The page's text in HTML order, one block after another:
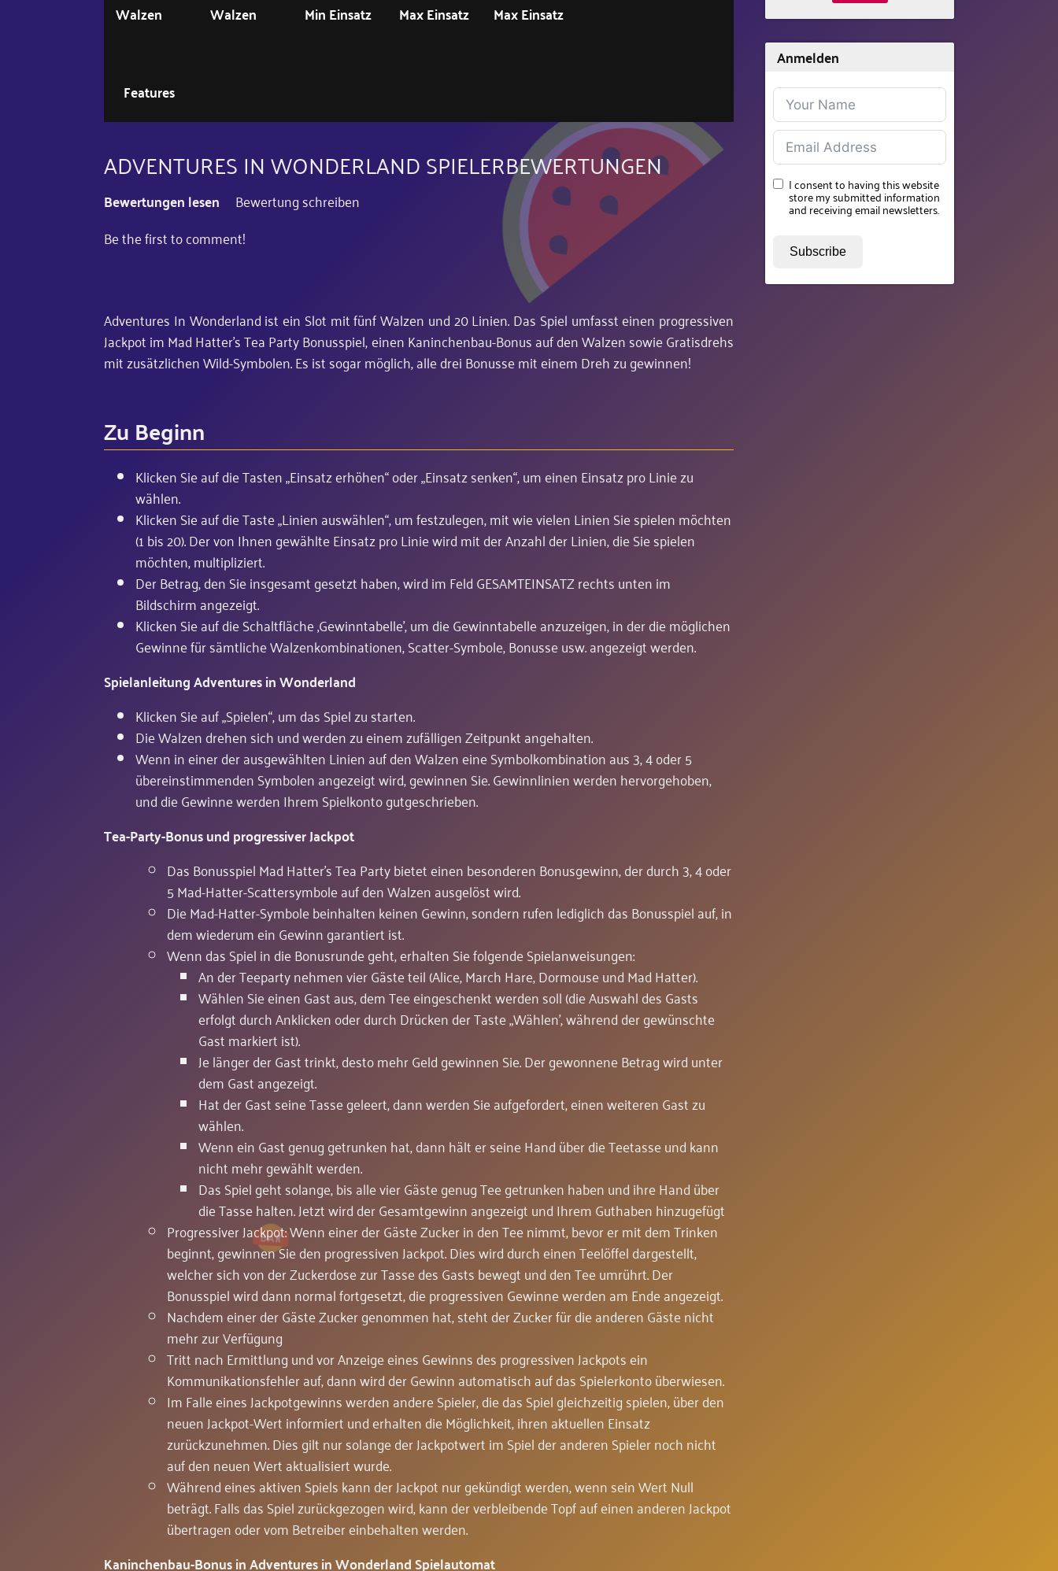
Walzen Walzen Min Einsatz Max Einsatz Max Einsatz
Features
ADVENTURES IN WONDERLAND SPIELERBEWERTUNGEN
Bewertungen lesen
Bewertung schreiben
Be the first to comment!
Adventures In Wonderland ist ein Slot mit fünf Walzen und 20 Linien. Das Spiel umfasst einen progressiven
Jackpot im Mad Hatter's Tea Party Bonusspiel, einen Kaninchenbau-Bonus auf den Walzen sowie Gratisdrehs
mit zusätzlichen Wild-Symbolen. Es ist sogar möglich, alle drei Bonusse mit einem Dreh zu gewinnen!
Zu Beginn
Klicken Sie auf die Tasten „Einsatz erhöhen“ oder „Einsatz senken“, um einen Einsatz pro Linie zu
wählen.
Klicken Sie auf die Taste „Linien auswählen“, um festzulegen, mit wie vielen Linien Sie spielen möchten
(1 bis 20). Der von Ihnen gewählte Einsatz pro Linie wird mit der Anzahl der Linien, die Sie spielen
möchten, multipliziert.
Der Betrag, den Sie insgesamt gesetzt haben, wird im Feld GESAMTEINSATZ rechts unten im
Bildschirm angezeigt.
Klicken Sie auf die Schaltfläche ‚Gewinntabelle’, um die Gewinntabelle anzuzeigen, in der die möglichen
Gewinne für sämtliche Walzenkombinationen, Scatter-Symbole, Bonusse usw. angezeigt werden.
Spielanleitung Adventures in Wonderland
Klicken Sie auf „Spielen“, um das Spiel zu starten.
Die Walzen drehen sich und werden zu einem zufälligen Zeitpunkt angehalten.
Wenn in einer der ausgewählten Linien auf den Walzen eine Symbolkombination aus 3, 4 oder 5
übereinstimmenden Symbolen angezeigt wird, gewinnen Sie. Gewinnlinien werden hervorgehoben,
und die Gewinne werden Ihrem Spielkonto gutgeschrieben.
Tea-Party-Bonus und progressiver Jackpot
Das Bonusspiel Mad Hatter's Tea Party bietet einen besonderen Bonusgewinn, der durch 3, 4 oder
5 Mad-Hatter-Scattersymbole auf den Walzen ausgelöst wird.
Die Mad-Hatter-Symbole beinhalten keinen Gewinn, sondern rufen lediglich das Bonusspiel auf, in
dem wiederum ein Gewinn garantiert ist.
Wenn das Spiel in die Bonusrunde geht, erhalten Sie folgende Spielanweisungen:
An der Teeparty nehmen vier Gäste teil (Alice, March Hare, Dormouse und Mad Hatter).
Wählen Sie einen Gast aus, dem Tee eingeschenkt werden soll (die Auswahl des Gasts
erfolgt durch Anklicken oder durch Drücken der Taste „Wählen', während der gewünschte
Gast markiert ist).
Je länger der Gast trinkt, desto mehr Geld gewinnen Sie. Der gewonnene Betrag wird unter
dem Gast angezeigt.
Hat der Gast seine Tasse geleert, dann werden Sie aufgefordert, einen weiteren Gast zu
wählen.
Wenn ein Gast genug getrunken hat, dann hält er seine Hand über die Teetasse und kann
nicht mehr gewählt werden.
Das Spiel geht solange, bis alle vier Gäste genug Tee getrunken haben und ihre Hand über
die Tasse halten. Jetzt wird der Gesamtgewinn angezeigt und Ihrem Guthaben hinzugefügt
Progressiver Jackpot: Wenn einer der Gäste Zucker in den Tee nimmt, bevor er mit dem Trinken
beginnt, gewinnen Sie den progressiven Jackpot. Dies wird durch einen Teelöffel dargestellt,
welcher sich von der Zuckerdose zur Tasse des Gasts bewegt und den Tee umrührt. Der
Bonusspiel wird dann normal fortgesetzt, die progressiven Gewinne werden am Ende angezeigt.
Nachdem einer der Gäste Zucker genommen hat, steht der Zucker für die anderen Gäste nicht
mehr zur Verfügung
Tritt nach Ermittlung und vor Anzeige eines Gewinns des progressiven Jackpots ein
Kommunikationsfehler auf, dann wird der Gewinn automatisch auf das Spielerkonto überwiesen.
Im Falle eines Jackpotgewinns werden andere Spieler, die das Spiel gleichzeitig spielen, über den
neuen Jackpot-Wert informiert und erhalten die Möglichkeit, ihren aktuellen Einsatz
zurückzunehmen. Dies gilt nur solange der Jackpotwert im Spiel der anderen Spieler noch nicht
auf den neuen Wert aktualisiert wurde.
Während eines aktiven Spiels kann der Jackpot nur gekündigt werden, wenn sein Wert Null
beträgt. Falls das Spiel zurückgezogen wird, kann der verbleibende Topf auf einen anderen Jackpot
übertragen oder vom Betreiber einbehalten werden.
Kaninchenbau-Bonus in Adventures in Wonderland Spielautomat
Anmelden
I consent to having this website
store my submitted information
and receiving email newsletters.
Subscribe